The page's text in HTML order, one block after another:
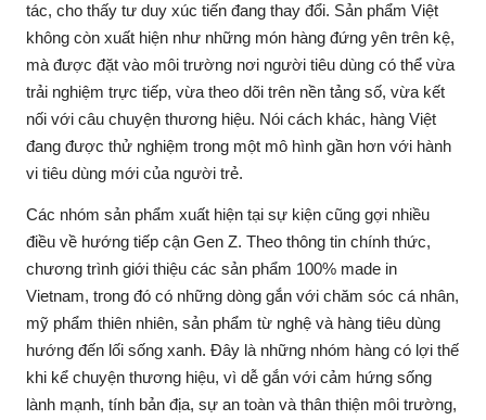
tác, cho thấy tư duy xúc tiến đang thay đổi. Sản phẩm Việt
không còn xuất hiện như những món hàng đứng yên trên kệ,
mà được đặt vào môi trường nơi người tiêu dùng có thể vừa
trải nghiệm trực tiếp, vừa theo dõi trên nền tảng số, vừa kết
nối với câu chuyện thương hiệu. Nói cách khác, hàng Việt
đang được thử nghiệm trong một mô hình gần hơn với hành
vi tiêu dùng mới của người trẻ.
Các nhóm sản phẩm xuất hiện tại sự kiện cũng gợi nhiều
điều về hướng tiếp cận Gen Z. Theo thông tin chính thức,
chương trình giới thiệu các sản phẩm 100% made in
Vietnam, trong đó có những dòng gắn với chăm sóc cá nhân,
mỹ phẩm thiên nhiên, sản phẩm từ nghệ và hàng tiêu dùng
hướng đến lối sống xanh. Đây là những nhóm hàng có lợi thế
khi kể chuyện thương hiệu, vì dễ gắn với cảm hứng sống
lành mạnh, tính bản địa, sự an toàn và thân thiện môi trường,